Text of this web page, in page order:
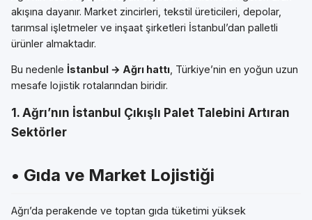
akışına dayanır. Market zincirleri, tekstil üreticileri, depolar,
tarımsal işletmeler ve inşaat şirketleri İstanbul’dan palletli
ürünler almaktadır.
Bu nedenle İstanbul → Ağrı hattı , Türkiye’nin en yoğun uzun
mesafe lojistik rotalarından biridir.
1. Ağrı’nın İstanbul Çıkışlı Palet Talebini Artıran
Sektörler
• Gıda ve Market Lojistiği
Ağrı’da perakende ve toptan gıda tüketimi yüksek